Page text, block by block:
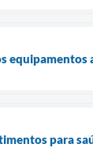
equipamentos
para